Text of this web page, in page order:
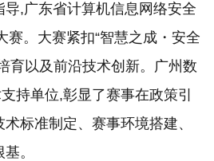
,广东省计算机信息网络安全
赛。大赛紧扣“智慧之成・安全
育以及前沿技术创新。广州数
持单位,彰显了赛事在政策引
标准制定、赛事环境搭建、
。